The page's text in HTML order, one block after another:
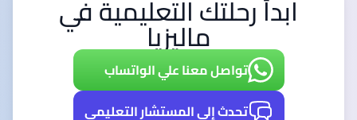
ابدأ رحلتك التعليمية في
ماليزيا
تواصل معنا علي الواتساب
تحدث إلى المستشار التعليمي